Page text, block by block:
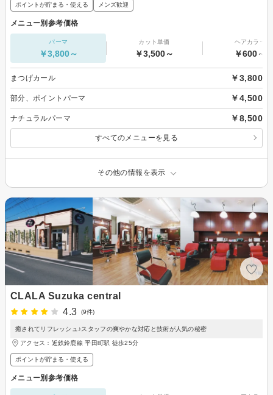
ポイントが貯まる・使える メンズ歓迎
メニュー別参考価格
パーマ
￥3,800～
カット単価
￥3,500～
ヘアカラー
￥600～
まつげカール ￥3,800
部分、ポイントパーマ ￥4,500
ナチュラルパーマ ￥8,500
すべてのメニューを見る
その他の情報を表示
CLALA Suzuka central
4.3
(9件)
癒されてリフレッシュ♪スタッフの爽やかな対応と技術が人気の秘密
アクセス：近鉄鈴鹿線 平田町駅 徒歩25分
ポイントが貯まる・使える
メニュー別参考価格